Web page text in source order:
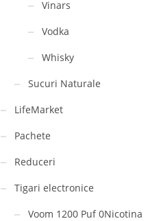
Vinars
Vodka
Whisky
Sucuri Naturale
LifeMarket
Pachete
Reduceri
Tigari electronice
Voom 1200 Puf 0Nicotina